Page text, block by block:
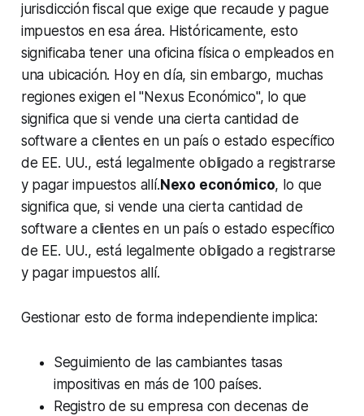
jurisdicción fiscal que exige que recaude y pague
impuestos en esa área. Históricamente, esto
significaba tener una oficina física o empleados en
una ubicación. Hoy en día, sin embargo, muchas
regiones exigen el "Nexus Económico", lo que
significa que si vende una cierta cantidad de
software a clientes en un país o estado específico
de EE. UU., está legalmente obligado a registrarse
y pagar impuestos allí. Nexo económico, lo que
significa que, si vende una cierta cantidad de
software a clientes en un país o estado específico
de EE. UU., está legalmente obligado a registrarse
y pagar impuestos allí.
Gestionar esto de forma independiente implica:
Seguimiento de las cambiantes tasas
impositivas en más de 100 países.
Registro de su empresa con decenas de